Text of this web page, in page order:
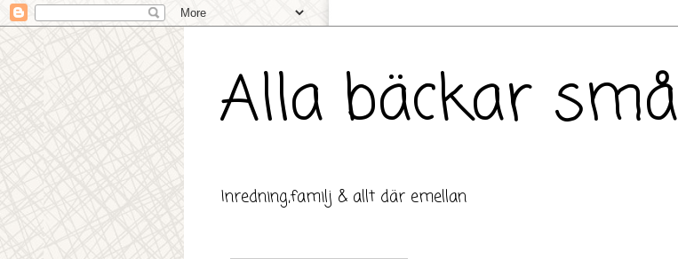
Alla bäckar små
Inredning,familj & allt där emellan